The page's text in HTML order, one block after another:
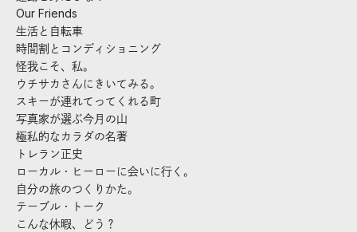
Our Friends
生活と自転車
時間割とコンディショニング
怪我こそ、私。
ウチサカさんにきいてみる。
スキーが連れてってくれる町
写真家が選ぶ今月の山
極私的なカラダの名著
トレラン正史
ローカル・ヒーローに会いに行く。
自分の旅のつくりかた。
テーブル・トーク
こんな休暇、どう？